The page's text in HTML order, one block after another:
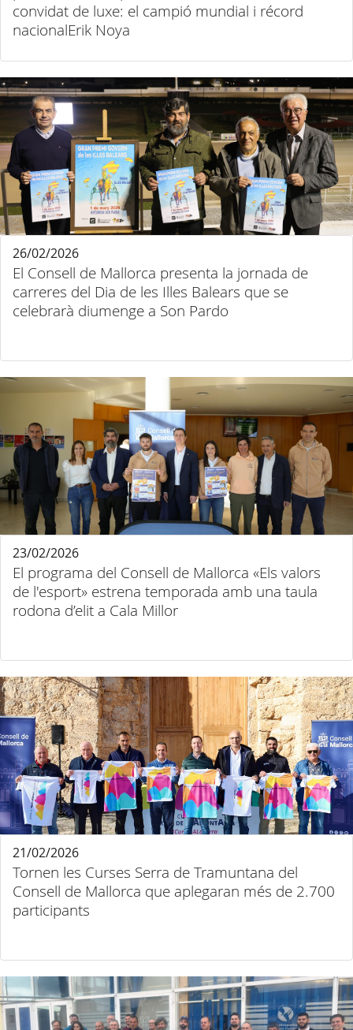
convidat de luxe: el campió mundial i récord
nacionalErik Noya
El Consell de Mallorca presenta la jornada de
carreres del Dia de les Illes Balears que se
celebrarà diumenge a Son Pardo
26/02/2026
El programa del Consell de Mallorca «Els valors
de l'esport» estrena temporada amb una taula
rodona d’elit a Cala Millor
23/02/2026
Tornen les Curses Serra de Tramuntana del
Consell de Mallorca que aplegaran més de 2.700
participants
21/02/2026